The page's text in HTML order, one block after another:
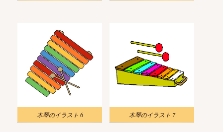
木琴のイラスト 6 木琴のイラスト 7